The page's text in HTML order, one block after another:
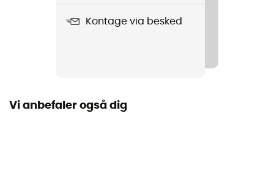
Europæisk oprindelsesgaranti
Kontage via besked
Vi anbefaler også dig